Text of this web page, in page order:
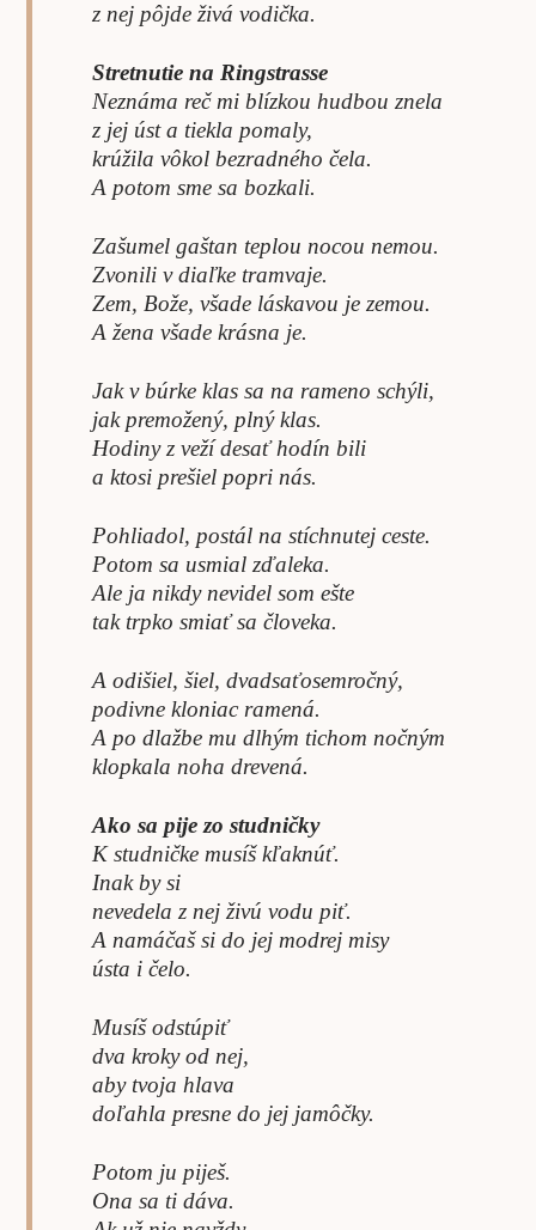
z nej pôjde živá vodička.
Stretnutie na Ringstrasse
Neznáma reč mi blízkou hudbou znela
z jej úst a tiekla pomaly,
krúžila vôkol bezradného čela.
A potom sme sa bozkali.
Zašumel gaštan teplou nocou nemou.
Zvonili v diaľke tramvaje.
Zem, Bože, všade láskavou je zemou.
A žena všade krásna je.
Jak v búrke klas sa na rameno schýli,
jak premožený, plný klas.
Hodiny z veží desať hodín bili
a ktosi prešiel popri nás.
Pohliadol, postál na stíchnutej ceste.
Potom sa usmial zďaleka.
Ale ja nikdy nevidel som ešte
tak trpko smiať sa človeka.
A odišiel, šiel, dvadsaťosemročný,
podivne kloniac ramená.
A po dlažbe mu dlhým tichom nočným
klopkala noha drevená.
Ako sa pije zo studničky
K studničke musíš kľaknúť.
Inak by si
nevedela z nej živú vodu piť.
A namáčaš si do jej modrej misy
ústa i čelo.
Musíš odstúpiť
dva kroky od nej,
aby tvoja hlava
doľahla presne do jej jamôčky.
Potom ju piješ.
Ona sa ti dáva.